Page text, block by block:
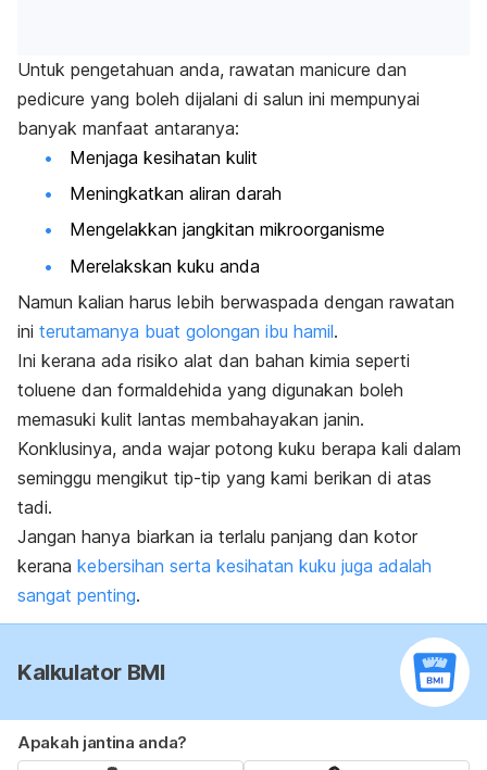
Untuk pengetahuan anda, rawatan manicure dan
pedicure yang boleh dijalani di salun ini mempunyai
banyak manfaat antaranya:
Menjaga kesihatan kulit
Meningkatkan aliran darah
Mengelakkan jangkitan mikroorganisme
Merelakskan kuku anda
Namun kalian harus lebih berwaspada dengan rawatan
ini terutamanya buat golongan ibu hamil.
Ini kerana ada risiko alat dan bahan kimia seperti
toluene dan formaldehida yang digunakan boleh
memasuki kulit lantas membahayakan janin.
Konklusinya, anda wajar potong kuku berapa kali dalam
seminggu mengikut tip-tip yang kami berikan di atas
tadi.
Jangan hanya biarkan ia terlalu panjang dan kotor
kerana kebersihan serta kesihatan kuku juga adalah
sangat penting.
Kalkulator BMI
Apakah jantina anda?